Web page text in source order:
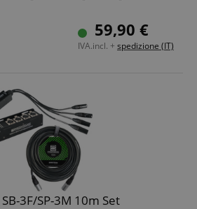
combinabili a piacere
solo con cavi schermati a
59,90 €
IVA.incl. + spedizione (IT)
3F/SP-3M 10m Set